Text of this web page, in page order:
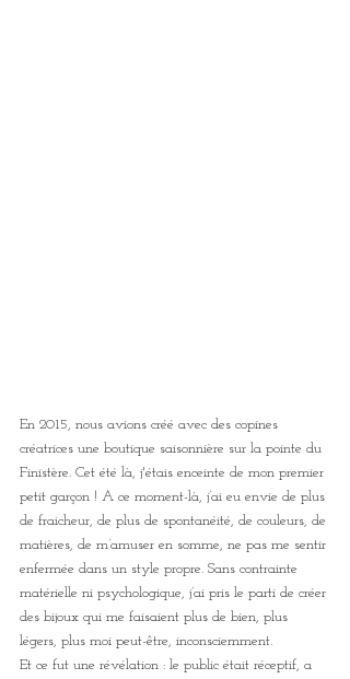
En 2015, nous avions créé avec des copines
créatrices une boutique saisonnière sur la pointe du
Finistère. Cet été là, j'étais enceinte de mon premier
petit garçon ! A ce moment-là, j’ai eu envie de plus
de fraicheur, de plus de spontanéité, de couleurs, de
matières, de m’amuser en somme, ne pas me sentir
enfermée dans un style propre. Sans contrainte
matérielle ni psychologique, j’ai pris le parti de créer
des bijoux qui me faisaient plus de bien, plus
légers, plus moi peut-être, inconsciemment.
Et ce fut une révélation : le public était réceptif, a